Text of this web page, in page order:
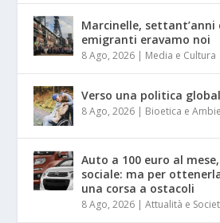
Marcinelle,
emigranti eravamo noi
8 Ago, 2026 | Media e Cultura
Verso una politica
8 Ago, 2026 | Bioetica e
Auto a 100 euro al
sociale: ma per
una corsa a ostacoli
8 Ago, 2026 |Attualità e